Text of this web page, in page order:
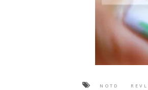
NOTD